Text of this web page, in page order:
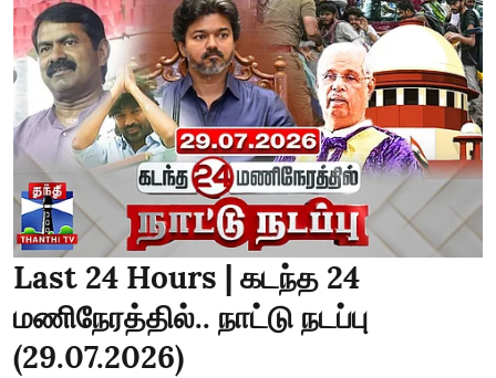
Last 24 Hours | கடந்த 24
மணிநேரத்தில்.. நாட்டு நடப்பு
(29.07.2026)